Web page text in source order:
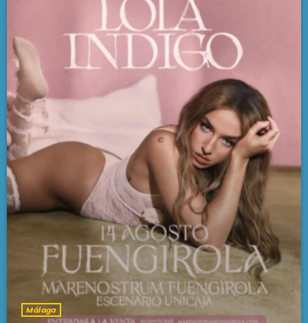
Málaga